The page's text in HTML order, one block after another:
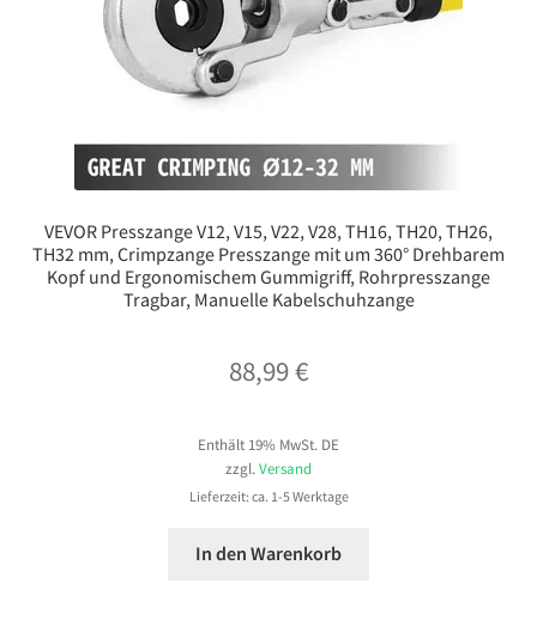
VEVOR Presszange V12, V15, V22, V28, TH16, TH20, TH26,
TH32 mm, Crimpzange Presszange mit um 360° Drehbarem
Kopf und Ergonomischem Gummigriff, Rohrpresszange
Tragbar, Manuelle Kabelschuhzange
88,99€
Enthält 19% MwSt. DE
zzgl. Versand
Lieferzeit: ca. 1-5 Werktage
In den Warenkorb